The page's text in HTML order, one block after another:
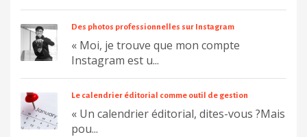
Des photos professionnelles sur Instagram
« Moi, je trouve que mon compte
Instagram est u...
Le calendrier éditorial comme outil de gestion
« Un calendrier éditorial, dites-vous ?Mais
pou...